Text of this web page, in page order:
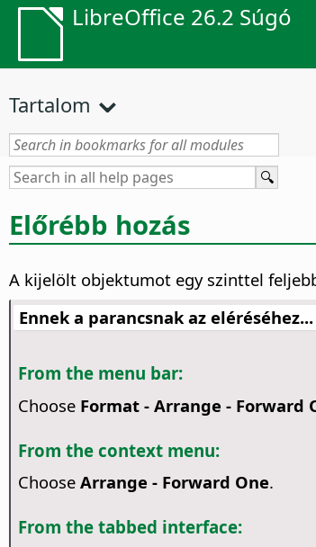
LibreOffice 26.2 Súgó
Tartalom
Előrébb hozás
A kijelölt objektumot egy szinttel
Ennek a parancsnak az eléréséhez...
From the menu bar:
Choose Format - Arrange - Forward
From the context menu:
Choose Arrange - Forward One.
From the tabbed interface: